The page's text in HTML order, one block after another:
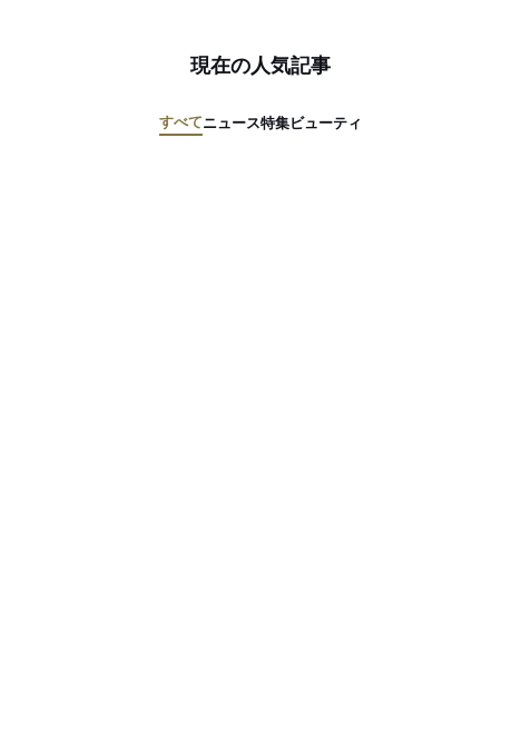
現在の人気記事
すべてニュース特集ビューティ